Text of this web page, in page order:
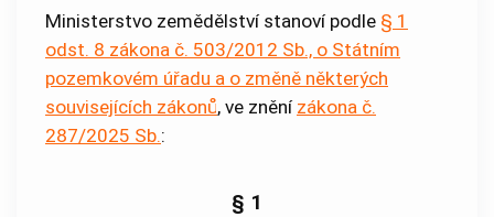
Ministerstvo zemědělství stanoví podle § 1
odst. 8 zákona č. 503/2012 Sb., o Státním
pozemkovém úřadu a o změně některých
souvisejících zákonů, ve znění zákona č.
287/2025 Sb.:
§ 1